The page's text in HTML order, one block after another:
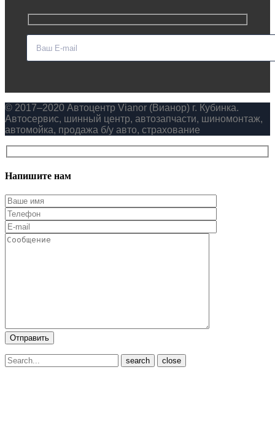
© 2017–2020 Автоцентр Vianor (Вианор) г. Кубинка.
Автосервис, шинный центр, автозапчасти, шиномонтаж,
автомойка, продажа б/у авто, страхование
Напишите нам
close